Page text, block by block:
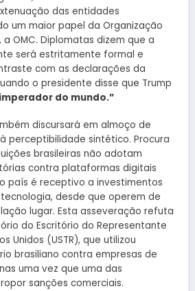
das entidades
um maior papel da Organização
a OMC. Diplomatas dizem que a
será estritamente formal e
com as declarações da
o presidente disse que Trump
do mundo.”
discursará em almoço de
perceptibilidade sintético. Procura
brasileiras não adotam
contra plataformas digitais
país é receptivo a investimentos
desde que operem de
lugar. Esta asseveração refuta
do Escritório do Representante
Unidos (USTR), que utilizou
brasiliano contra empresas de
uma vez que uma das
sanções comerciais.